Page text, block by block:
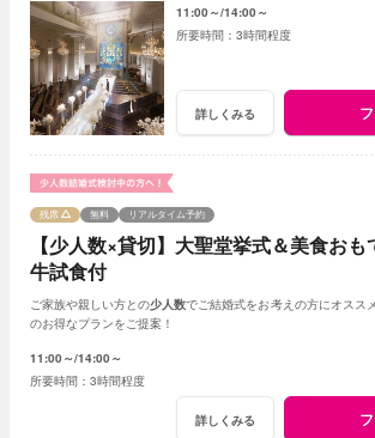
11:00～ 14:00～
3時間程度
詳しくみる
【少人数×貸切】大聖堂挙式＆美食お
牛試食付
残席 無料 リアルタイム予約
ご家族や親しい方との少人数でご結婚式をお考えの方にオスス
のお得なプランをご提案！
11:00～ 14:00～
3時間程度
詳しくみる